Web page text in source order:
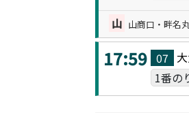
山 山商口・畔名
17:59 07
1番の